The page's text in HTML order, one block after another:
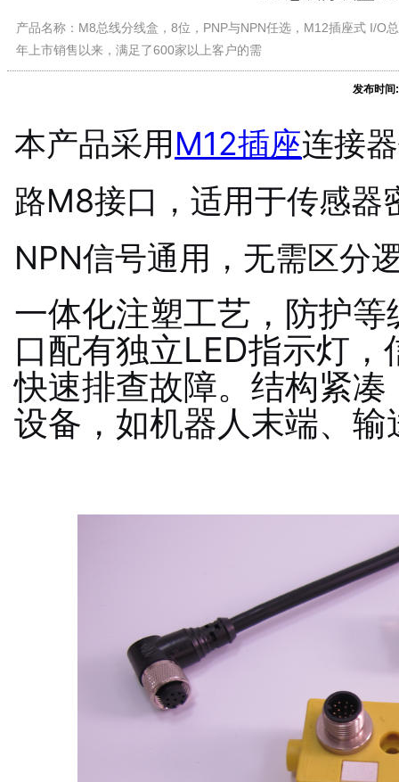
产品名称：M8总线分线盒，8位，PNP与NPN任选，M12插座式 I/O
年上市销售以来，满足了600家以上客户的需
发布时间:
本产品采用M12插座连接
路M8接口，适用于传感器
NPN信号通用，无需区分
一体化注塑工艺，防护
口配有独立LED指示灯
快速排查故障。结构紧
设备，如机器人末端、